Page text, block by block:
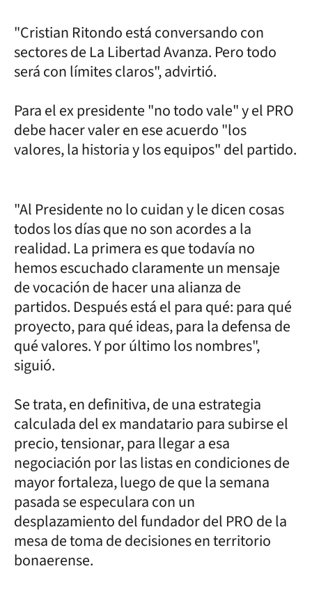
"Cristian Ritondo está conversando con
sectores de La Libertad Avanza. Pero todo
será con límites claros", advirtió.
Para el ex presidente "no todo vale" y el PRO
debe hacer valer en ese acuerdo "los
valores, la historia y los equipos" del partido.
"Al Presidente no lo cuidan y le dicen cosas
todos los días que no son acordes a la
realidad. La primera es que todavía no
hemos escuchado claramente un mensaje
de vocación de hacer una alianza de
partidos. Después está el para qué: para qué
proyecto, para qué ideas, para la defensa de
qué valores. Y por último los nombres",
siguió.
Se trata, en definitiva, de una estrategia
calculada del ex mandatario para subirse el
precio, tensionar, para llegar a esa
negociación por las listas en condiciones de
mayor fortaleza, luego de que la semana
pasada se especulara con un
desplazamiento del fundador del PRO de la
mesa de toma de decisiones en territorio
bonaerense.